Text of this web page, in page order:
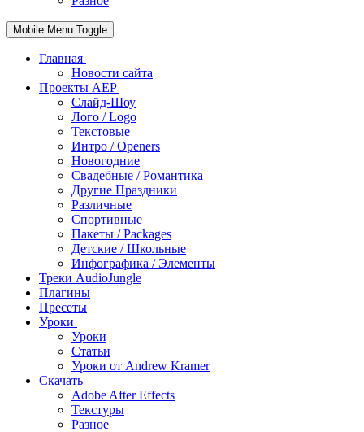
Mobile Menu Toggle
Главная
Новости сайта
Проекты AEP
Слайд-Шоу
Лого / Logo
Текстовые
Интро / Openers
Новогодние
Свадебные / Романтика
Другие Праздники
Различные
Спортивные
Пакеты / Packages
Детские / Школьные
Инфографика / Элементы
Треки AudioJungle
Плагины
Пресеты
Уроки
Уроки
Статьи
Уроки от Andrew Kramer
Скачать
Adobe After Effects
Текстуры
Разное